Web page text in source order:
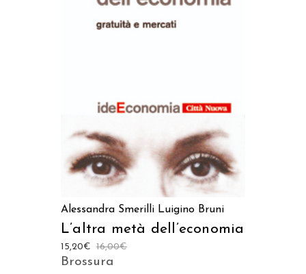
Alessandra Smerilli Luigino Bruni
L’altra metà dell’economia
16,00€
15,20€
Brossura